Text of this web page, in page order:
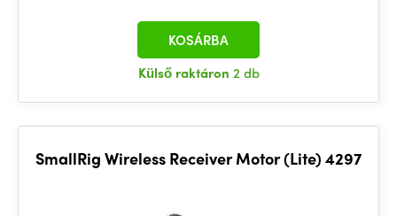
Külső raktáron 2 db
KOSÁRBA
SmallRig Wireless Receiver Motor (Lite) 4297